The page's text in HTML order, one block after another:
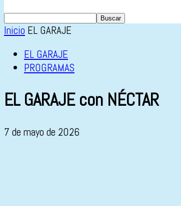
Inicio EL GARAJE
EL GARAJE
PROGRAMAS
EL GARAJE con NÉCTAR
7 de mayo de 2026